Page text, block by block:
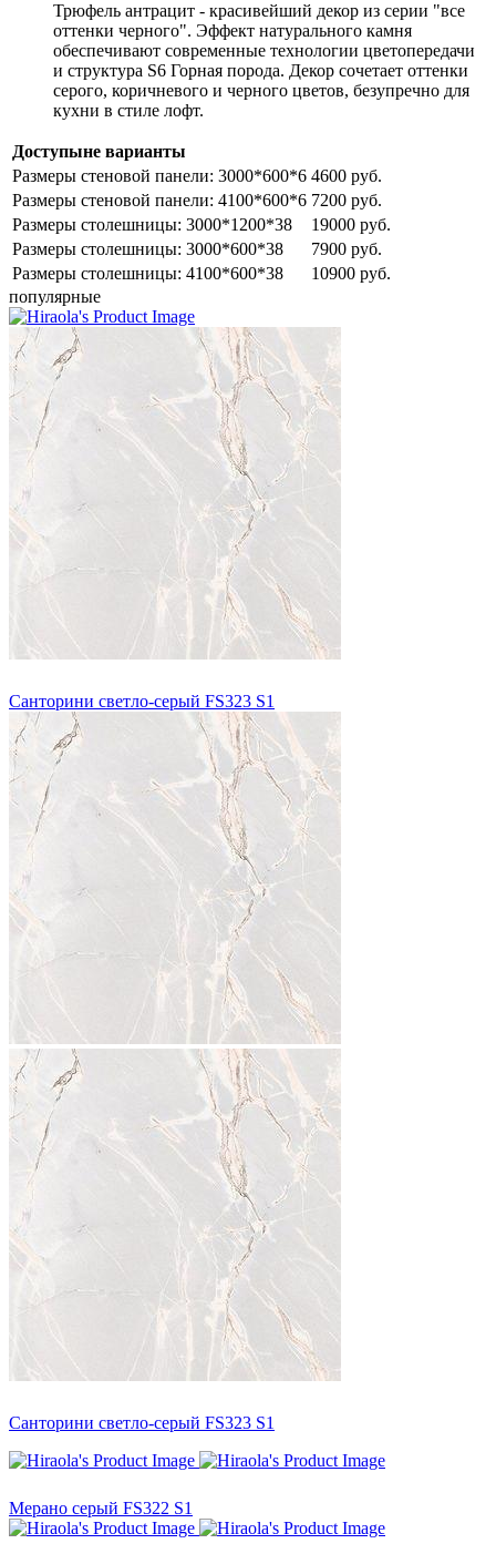
Трюфель антрацит - красивейший декор из серии "все
оттенки черного". Эффект натурального камня
обеспечивают современные технологии цветопередачи
и структура S6 Горная порода. Декор сочетает оттенки
серого, коричневого и черного цветов, безупречно для
кухни в стиле лофт.
Доступыне варианты
Размеры стеновой панели: 3000*600*6 4600 руб.
Размеры стеновой панели: 4100*600*6 7200 руб.
Размеры столешницы: 3000*1200*38
19000 руб.
Размеры столешницы: 3000*600*38
7900 руб.
Размеры столешницы: 4100*600*38
10900 руб.
популярные
Санторини светло-серый FS323 S1
Санторини светло-серый FS323 S1
Мерано серый FS322 S1